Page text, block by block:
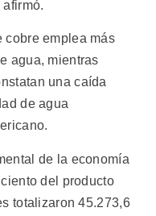
cobre emplea más
agua, mientras
una caída
de agua
de la economía
del producto
totalizaron 45.273,6